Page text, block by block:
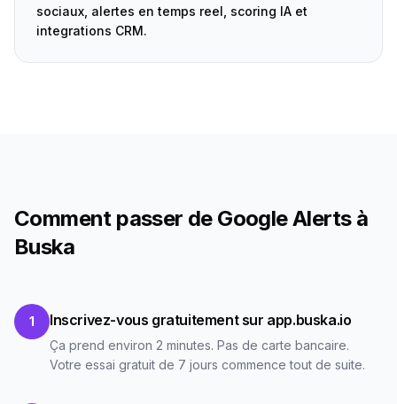
sociaux, alertes en temps reel, scoring IA et
integrations CRM.
Comment passer de Google Alerts à
Buska
1 Inscrivez-vous gratuitement sur app.buska.io
Ça prend environ 2 minutes. Pas de carte bancaire.
Votre essai gratuit de 7 jours commence tout de suite.